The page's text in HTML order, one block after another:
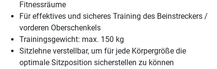
Fitnessräume
Für effektives und sicheres Training des Beinstreckers /
vorderen Oberschenkels
Trainingsgewicht: max. 150 kg
Sitzlehne verstellbar, um für jede Körpergröße die
optimale Sitzposition sicherstellen zu können